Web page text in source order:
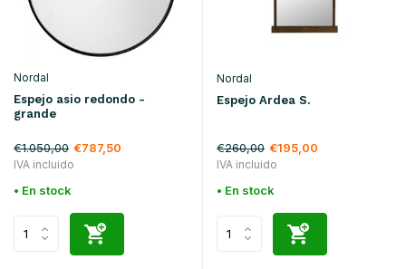
Nordal
Espejo asio redondo -
grande
€1.050,00 €787,50
IVA incluido
• En stock
Nordal
Espejo Ardea S.
€260,00 €195,00
IVA incluido
• En stock